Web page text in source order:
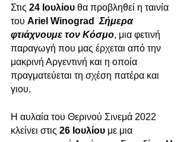
Στις 24 Ιουλίου θα προβληθεί η ταινία
του Ariel Winograd
Σήμερα
φτιάχνουμε τον Κόσμο, μια φετινή
παραγωγή που μας έρχεται από την
μακρινή Αργεντινή και η οποία
πραγματεύεται τη σχέση πατέρα και
γιου.
Η αυλαία του Θερινού Σινεμά 2022
κλείνει στις 26 Ιουλίου με μια